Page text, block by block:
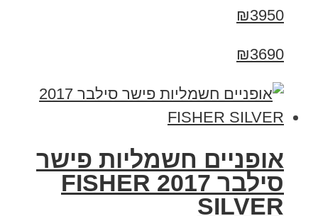
₪3950
₪3690
אופניים חשמליות פישר
סילבר 2017 FISHER
SILVER